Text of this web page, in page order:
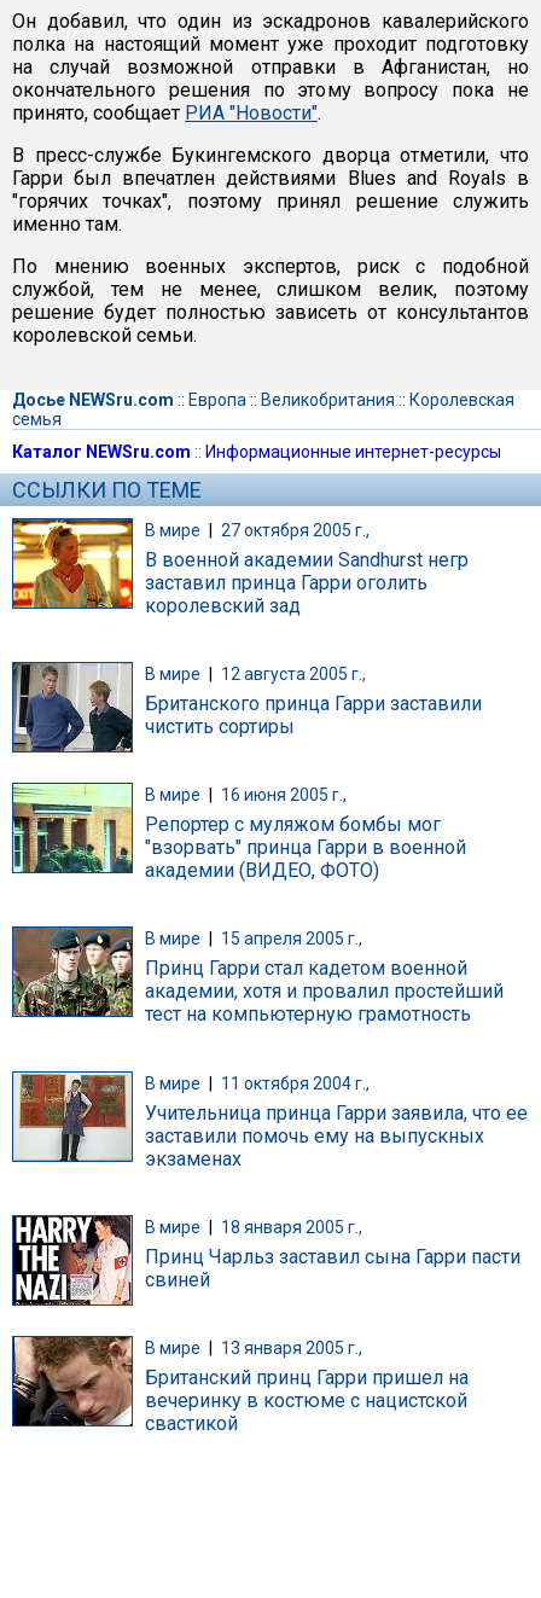
Он добавил, что один из эскадронов кавалерийского
полка на настоящий момент уже проходит подготовку
на случай возможной отправки в Афганистан, но
окончательного решения по этому вопросу пока не
принято, сообщает РИА "Новости".
В пресс-службе Букингемского дворца отметили, что
Гарри был впечатлен действиями Blues and Royals в
"горячих точках", поэтому принял решение служить
именно там.
По мнению военных экспертов, риск с подобной
службой, тем не менее, слишком велик, поэтому
решение будет полностью зависеть от консультантов
королевской семьи.
Досье NEWSru.com :: Европа :: Великобритания :: Королевская
семья
Каталог NEWSru.com :: Информационные интернет-ресурсы
ССЫЛКИ ПО ТЕМЕ
В мире | 27 октября 2005 г.,
В военной академии Sandhurst негр
заставил принца Гарри оголить
королевский зад
В мире 12 августа 2005 г.,
Британского принца Гарри заставили
чистить сортиры
В мире 16 июня 2005 г.,
Репортер с муляжом бомбы мог
"взорвать" принца Гарри в военной
академии (ВИДЕО, ФОТО)
В мире 15 апреля 2005 г.,
Принц Гарри стал кадетом военной
академии, хотя и провалил простейший
тест на компьютерную грамотность
В мире 11 октября 2004 г.,
Учительница принца Гарри заявила, что ее
заставили помочь ему на выпускных
экзаменах
В мире 18 января 2005 г.,
Принц Чарльз заставил сына Гарри пасти
свиней
В мире 13 января 2005 г.,
Британский принц Гарри пришел на
вечеринку в костюме с нацистской
свастикой